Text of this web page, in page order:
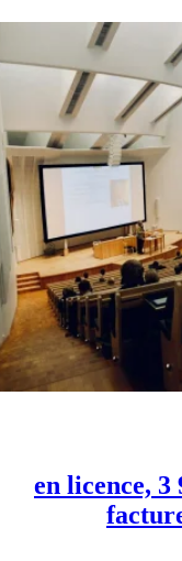
2 895 € en